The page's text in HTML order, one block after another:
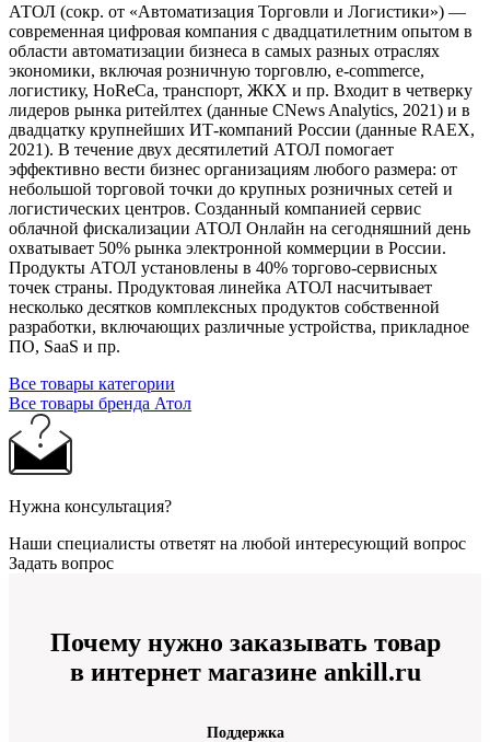
АТОЛ (сокр. от «Автоматизация Торговли и Логистики») —
современная цифровая компания с двадцатилетним опытом в
области автоматизации бизнеса в самых разных отраслях
экономики, включая розничную торговлю, e-commerce,
логистику, HoReCa, транспорт, ЖКХ и пр. Входит в четверку
лидеров рынка ритейлтех (данные CNews Analytics, 2021) и в
двадцатку крупнейших ИТ-компаний Росcии (данные RAEX,
2021). В течение двух десятилетий АТОЛ помогает
эффективно вести бизнес организациям любого размера: от
небольшой торговой точки до крупных розничных сетей и
логистических центров. Созданный компанией сервис
облачной фискализации АТОЛ Онлайн на сегодняшний день
охватывает 50% рынка электронной коммерции в России.
Продукты АТОЛ установлены в 40% торгово-сервисных
точек страны. Продуктовая линейка АТОЛ насчитывает
несколько десятков комплексных продуктов собственной
разработки, включающих различные устройства, прикладное
ПО, SaaS и пр.
Все товары категории
Все товары бренда Атол
Нужна консультация?
Наши специалисты ответят на любой интересующий вопрос
Задать вопрос
Почему нужно заказывать товар
в интернет магазине ankill.ru
Поддержка